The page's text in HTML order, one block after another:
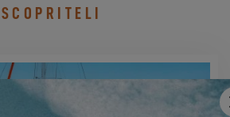
SCOPRITELI